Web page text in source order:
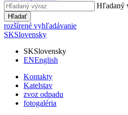
Hľadaný
Hľadať
rozšírené vyhľadávanie
SKSlovensky
SKSlovensky
ENEnglish
Kontakty
Katelstav
zvoz odpadu
fotogaléria